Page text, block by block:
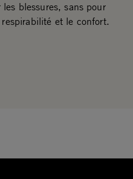
blessures, sans pour
et le confort.